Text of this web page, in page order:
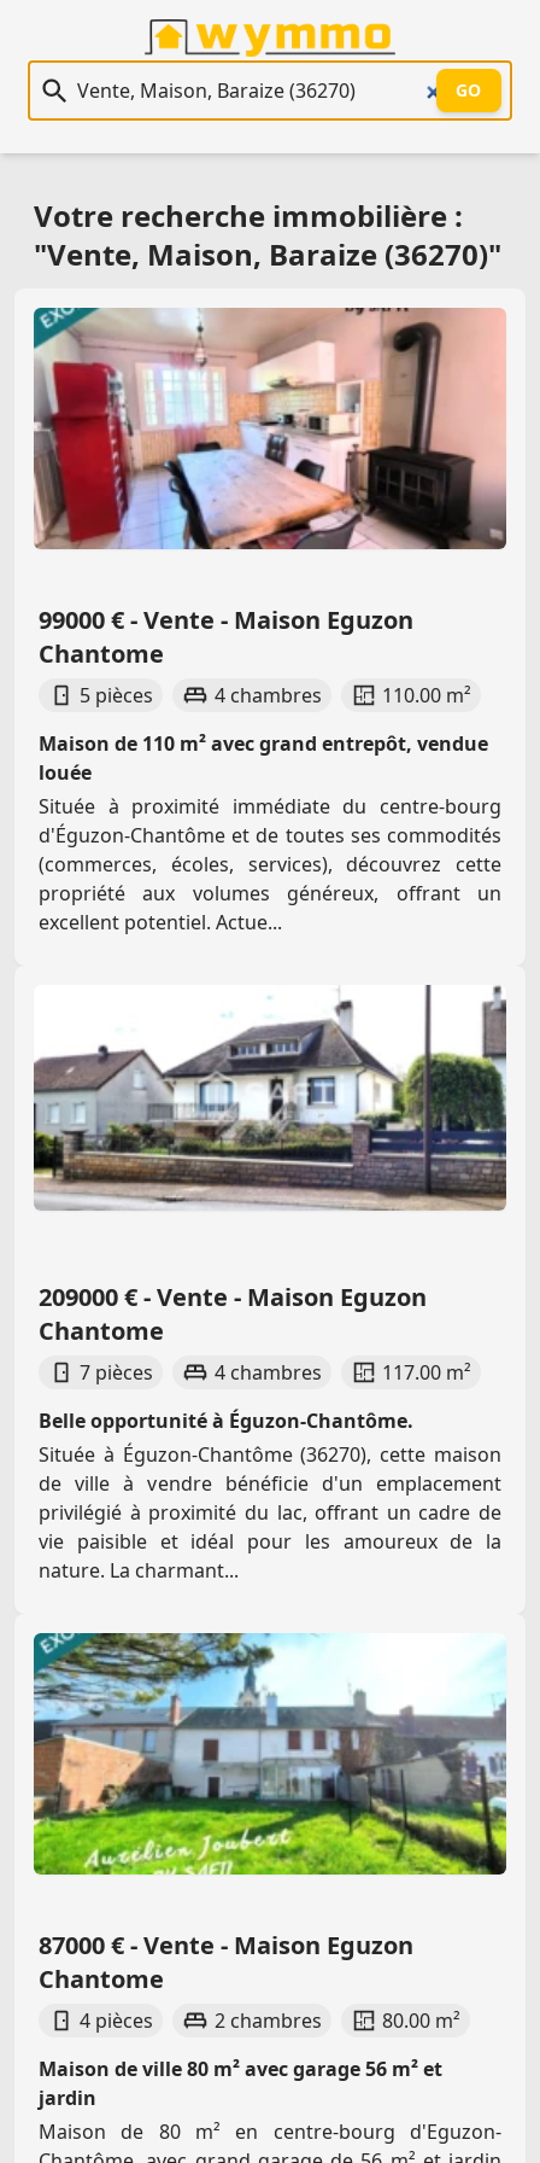
Recherche immobilière
GO
Votre recherche immobilière :
"Vente, Maison, Baraize (36270)"
99000 € - Vente - Maison Eguzon
Chantome
5 pièces 4 chambres
110.00 m²
Maison de 110 m² avec grand entrepôt, vendue
louée
Située à proximité immédiate du centre-bourg
d'Éguzon-Chantôme et de toutes ses commodités
(commerces, écoles, services), découvrez cette
propriété aux volumes généreux, offrant un
excellent potentiel. Actue...
209000 € - Vente - Maison Eguzon
Chantome
7 pièces 4 chambres
117.00 m²
Belle opportunité à Éguzon-Chantôme.
Située à Éguzon-Chantôme (36270), cette maison
de ville à vendre bénéficie d'un emplacement
privilégié à proximité du lac, offrant un cadre de
vie paisible et idéal pour les amoureux de la
nature. La charmant...
87000 € - Vente - Maison Eguzon
Chantome
4 pièces 2 chambres
80.00 m²
Maison de ville 80 m² avec garage 56 m² et
jardin
Maison de 80 m² en centre-bourg d'Eguzon-